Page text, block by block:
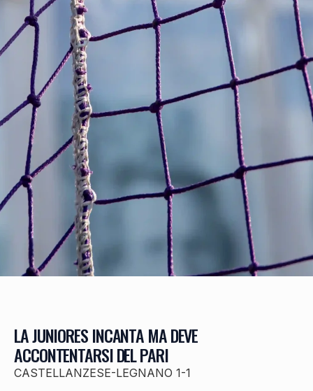
LA JUNIORES INCANTA MA DEVE
ACCONTENTARSI DEL PARI
CASTELLANZESE-LEGNANO 1-1